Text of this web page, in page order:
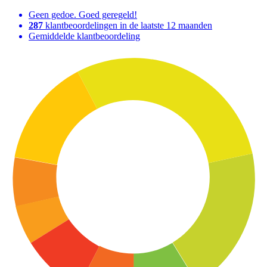
Geen gedoe. Goed geregeld!
287 klantbeoordelingen in de laatste 12 maanden
Gemiddelde klantbeoordeling